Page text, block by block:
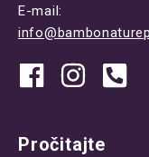
E-mail:
Pročitajte